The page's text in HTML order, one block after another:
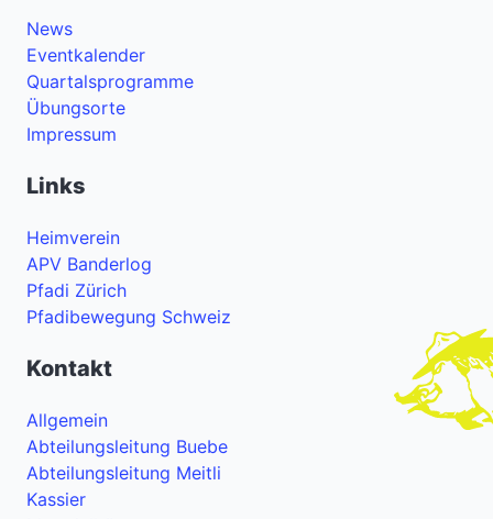
News
Eventkalender
Quartalsprogramme
Übungsorte
Impressum
Links
Heimverein
APV Banderlog
Pfadi Zürich
Pfadibewegung Schweiz
Kontakt
Allgemein
Abteilungsleitung Buebe
Abteilungsleitung Meitli
Kassier